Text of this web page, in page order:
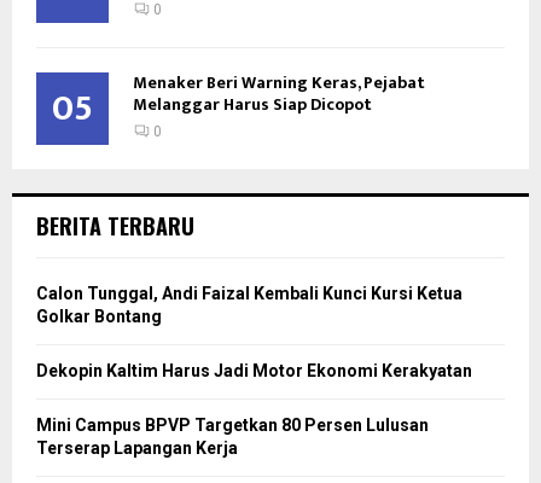
0
05 Menaker Beri Warning Keras, Pejabat
Melanggar Harus Siap Dicopot
0
BERITA TERBARU
Calon Tunggal, Andi Faizal Kembali Kunci Kursi Ketua
Golkar Bontang
Dekopin Kaltim Harus Jadi Motor Ekonomi Kerakyatan
Mini Campus BPVP Targetkan 80 Persen Lulusan
Terserap Lapangan Kerja